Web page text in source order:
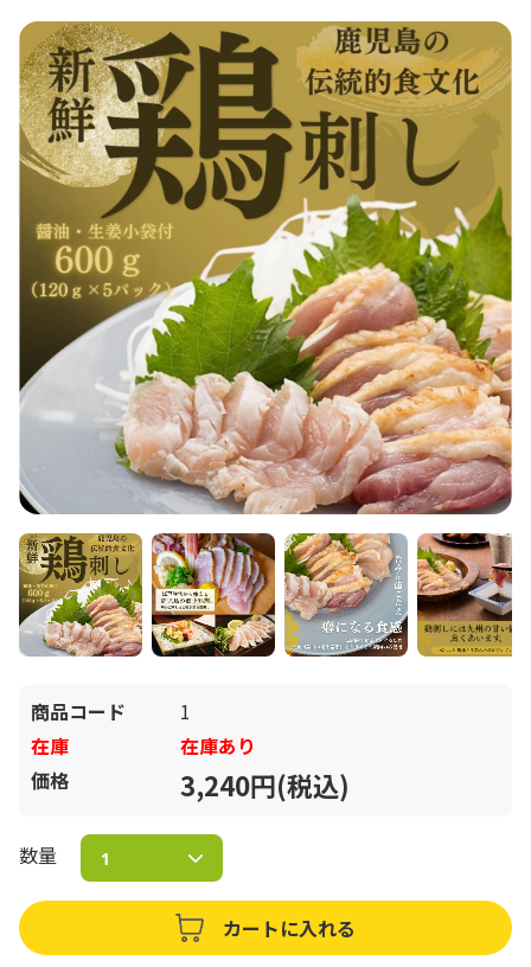
商品コード
1
在庫
在庫あり
価格
3,240円(税込)
数量
カートに入れる